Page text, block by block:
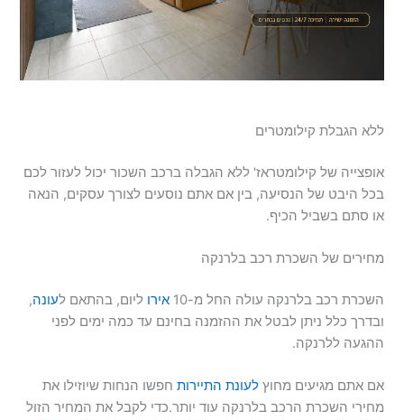
ללא הגבלת קילומטרים
אופצייה של קילומטראז' ללא הגבלה ברכב השכור יכול לעזור לכם
בכל היבט של הנסיעה, בין אם אתם נוסעים לצורך עסקים, הנאה
או סתם בשביל הכיף.
מחירים של השכרת רכב בלרנקה
השכרת רכב בלרנקה עולה החל מ-10 אירו ליום, בהתאם לעונה,
ובדרך כלל ניתן לבטל את ההזמנה בחינם עד כמה ימים לפני
ההגעה ללרנקה.
אם אתם מגיעים מחוץלעונת התיירות חפשו הנחות שיוזילו את
מחירי השכרת הרכב בלרנקה עוד יותר.כדי לקבל את המחיר הזול